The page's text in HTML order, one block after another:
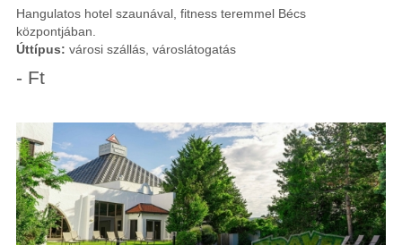
Hangulatos hotel szaunával, fitness teremmel Bécs
központjában.
Úttípus: városi szállás, városlátogatás
- Ft